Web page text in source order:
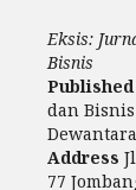
Eksis:
Bisnis
dan Bisnis
Dewantara
Address
77